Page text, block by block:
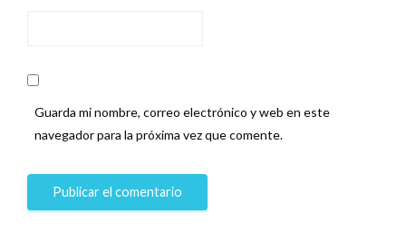
Guarda mi nombre, correo electrónico y web en este
navegador para la próxima vez que comente.